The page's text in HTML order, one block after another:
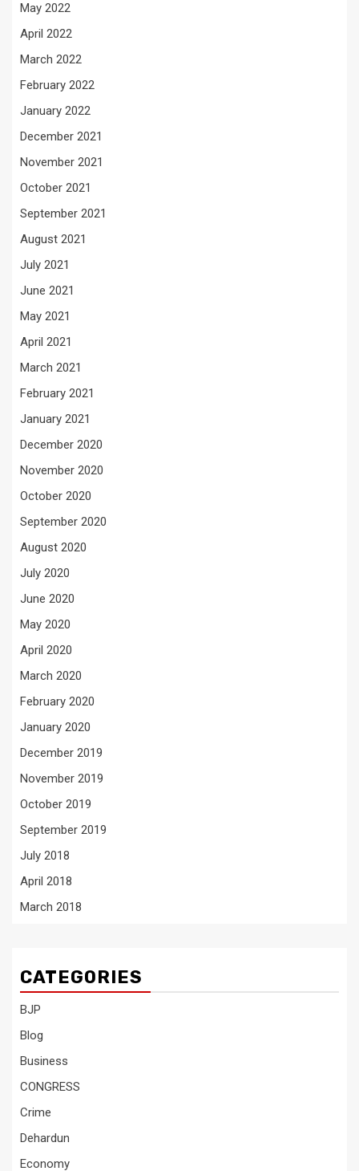
May 2022
April 2022
March 2022
February 2022
January 2022
December 2021
November 2021
October 2021
September 2021
August 2021
July 2021
June 2021
May 2021
April 2021
March 2021
February 2021
January 2021
December 2020
November 2020
October 2020
September 2020
August 2020
July 2020
June 2020
May 2020
April 2020
March 2020
February 2020
January 2020
December 2019
November 2019
October 2019
September 2019
July 2018
April 2018
March 2018
CATEGORIES
BJP
Blog
Business
CONGRESS
Crime
Dehardun
Economy